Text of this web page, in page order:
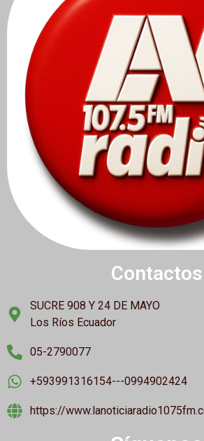
Contactos
SUCRE 908 Y 24 DE MAYO
Los Ríos Ecuador
05-2790077
+593991316154---0994902424
https://